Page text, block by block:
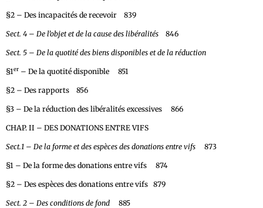
§2 – Des incapacités de recevoir 839
Sect. 4 – De l’objet et de la cause des libéralités 846
Sect. 5 – De la quotité des biens disponibles et de la réduction
§1er – De la quotité disponible 851
§2 – Des rapports 856
§3 – De la réduction des libéralités excessives 866
CHAP. II – DES DONATIONS ENTRE VIFS
Sect.1 – De la forme et des espèces des donations entre vifs 873
§1 – De la forme des donations entre vifs 874
§2 – Des espèces des donations entre vifs 879
Sect. 2 – Des conditions de fond 885